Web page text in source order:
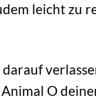
leicht zu
O